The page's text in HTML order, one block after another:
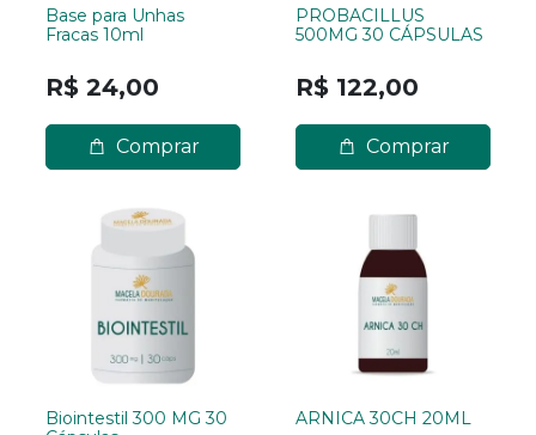
Base para Unhas
Fracas 10ml
R$ 24,00
Comprar
PROBACILLUS
500MG 30 CÁPSULAS
R$ 122,00
Comprar
Biointestil 300 MG 30
ARNICA 30CH 20ML